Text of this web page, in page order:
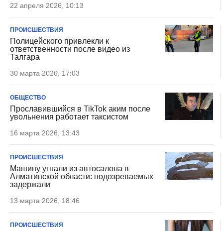
22 апреля 2026, 10:13
ПРОИСШЕСТВИЯ
Полицейского привлекли к
ответственности после видео из
Талгара
30 марта 2026, 17:03
ОБЩЕСТВО
Прославившийся в TikTok аким после
увольнения работает таксистом
16 марта 2026, 13:43
ПРОИСШЕСТВИЯ
Машину угнали из автосалона в
Алматинской области: подозреваемых
задержали
13 марта 2026, 18:46
ПРОИСШЕСТВИЯ